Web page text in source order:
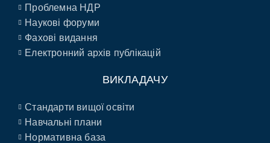
Проблемна НДР
Наукові форуми
Фахові видання
Електронний архів публікацій
ВИКЛАДАЧУ
Стандарти вищої освіти
Навчальні плани
Нормативна база